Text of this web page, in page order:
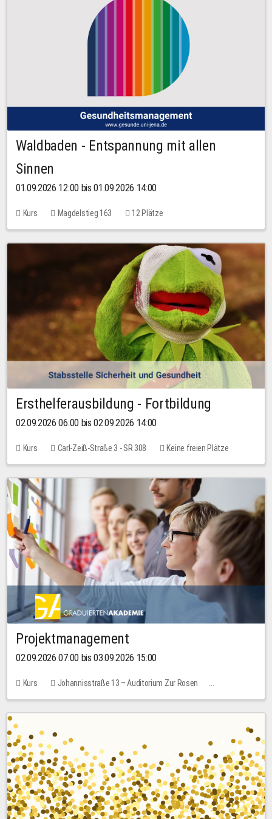
Waldbaden - Entspannung mit allen
Sinnen
01.09.2026 12:00 bis 01.09.2026 14:00
Kurs Magdelstieg 163 12 Plätze
Ersthelferausbildung - Fortbildung
02.09.2026 06:00 bis 02.09.2026 14:00
Kurs Carl-Zeiß-Straße 3 - SR 308 Keine freien Plätze
Projektmanagement
02.09.2026 07:00 bis 03.09.2026 15:00
Kurs
Johannisstraße 13 – Auditorium Zur Rosen
Keine freien Plätze
30,00 EUR